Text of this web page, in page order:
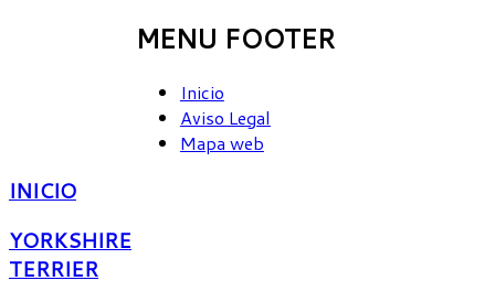
MENU FOOTER
Inicio
Aviso Legal
Mapa web
INICIO
YORKSHIRE
TERRIER